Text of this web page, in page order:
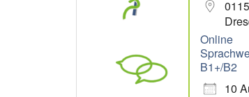
Online
B1+/B2
10